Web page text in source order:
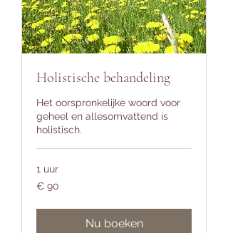
Holistische behandeling
Het oorspronkelijke woord voor
geheel en allesomvattend is
holistisch.
1 uur
90
euro
€ 90
Nu boeken